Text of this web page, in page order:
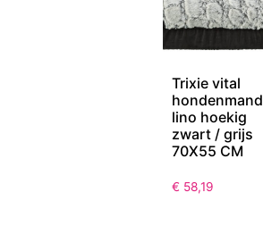
Trixie vital
hondenmand
lino hoekig
zwart / grijs
70X55 CM
€ 58,19